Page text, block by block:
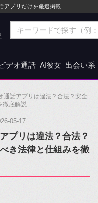
アプリだけを厳選掲載
ビデオ通話 AI彼女 出会い系
通話アプリは違法？合法？安全
徹底解説
05-17
プリは違法？合法？
き法律と仕組みを徹